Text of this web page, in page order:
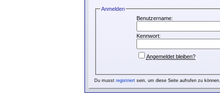
Anmelden
Benutzername:
Kennwort:
Angemeldet bleiben?
Du musst registriertsein, um diese Seite aufrufen zu können.